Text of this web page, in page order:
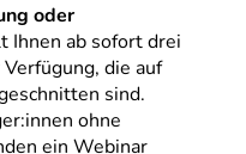
oder
Ihnen ab sofort drei
die auf
sind.
ohne
ein Webinar